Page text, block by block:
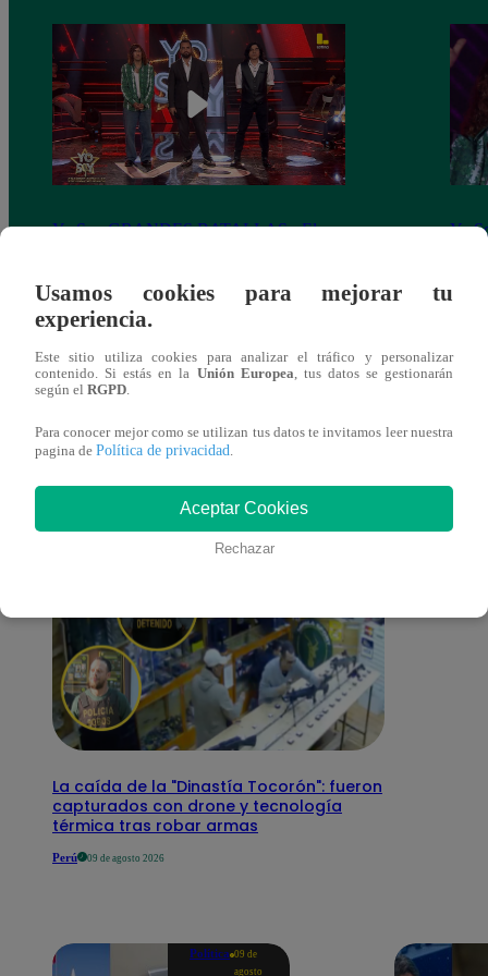
Yo Soy GRANDES BATALLAS: ¡El
Yo
También te puede
interesar
La caída de la "Dinastía Tocorón": fueron
capturados con drone y tecnología
térmica tras robar armas
Perú 09 de agosto 2026
Política 09 de
agosto
Usamos cookies para mejorar tu
experiencia.
Este sitio utiliza cookies para analizar el tráfico y personalizar
contenido. Si estás en la Unión Europea, tus datos se gestionarán
según el RGPD.
Para conocer mejor como se utilizan tus datos te invitamos leer nuestra
pagina de Política de privacidad.
Aceptar Cookies
Rechazar